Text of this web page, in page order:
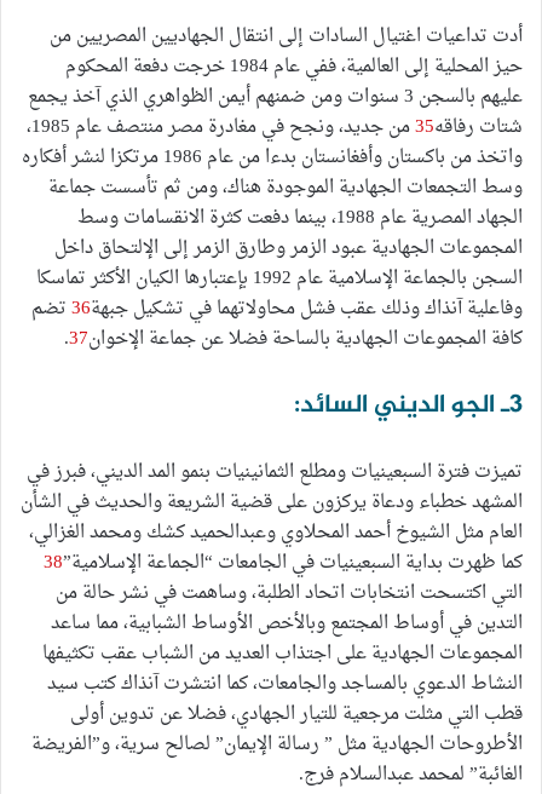
أدت تداعيات اغتيال السادات إلى انتقال الجهاديين المصريين من
حيز المحلية إلى العالمية، ففي عام 1984 خرجت دفعة المحكوم
عليهم بالسجن 3 سنوات ومن ضمنهم أيمن الظواهري الذي آخذ يجمع
شتات رفاقه35
من جديد، ونجح في مغادرة مصر منتصف عام 1985،
واتخذ من باكستان وأفغانستان بدءا من عام 1986 مرتكزا لنشر أفكاره
وسط التجمعات الجهادية الموجودة هناك، ومن ثم تأسست جماعة
الجهاد المصرية عام 1988، بينما دفعت كثرة الانقسامات وسط
المجموعات الجهادية عبود الزمر وطارق الزمر إلى الإلتحاق داخل
السجن بالجماعة الإسلامية عام 1992 بإعتبارها الكيان الأكثر تماسكا
وفاعلية آنذاك وذلك عقب فشل محاولاتهما في تشكيل جبهة36تضم
كافة المجموعات الجهادية بالساحة فضلا عن جماعة الإخوان37
.
3ـ الجو الديني السائد:
تميزت فترة السبعينيات ومطلع الثمانينيات بنمو المد الديني، فبرز في
المشهد خطباء ودعاة يركزون على قضية الشريعة والحديث في الشأن
العام مثل الشيوخ أحمد المحلاوي وعبدالحميد كشك ومحمد الغزالي،
كما ظهرت بداية السبعينيات في الجامعات “الجماعة الإسلامية”38
التي اكتسحت انتخابات اتحاد الطلبة، وساهمت في نشر حالة من
التدين في أوساط المجتمع وبالأخص الأوساط الشبابية، مما ساعد
المجموعات الجهادية على اجتذاب العديد من الشباب عقب تكثيفها
النشاط الدعوي بالمساجد والجامعات، كما انتشرت آنذاك كتب سيد
قطب التي مثلت مرجعية للتيار الجهادي، فضلا عن تدوين أولى
الأطروحات الجهادية مثل ” رسالة الإيمان” لصالح سرية، و”الفريضة
الغائبة” لمحمد عبدالسلام فرج.